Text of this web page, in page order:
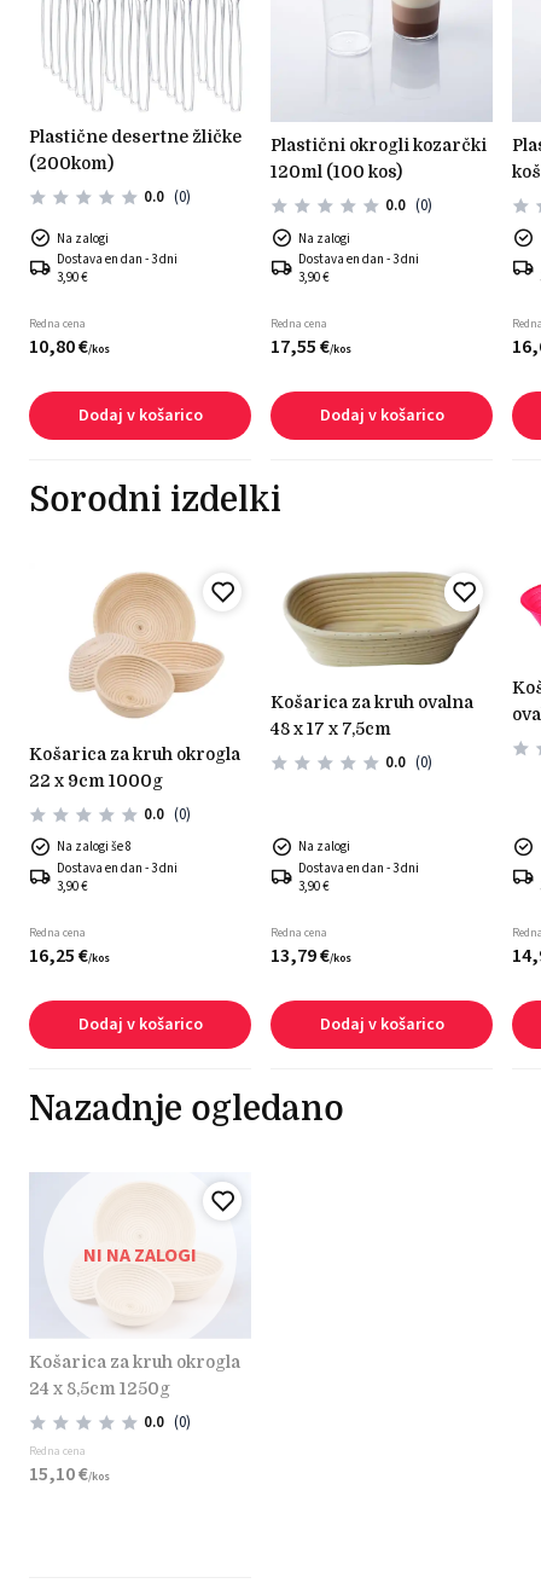
plastične desertne žličke
(200kom)
0.0 (0)
Na zalogi
Dostava en dan - 3 dni
3,90 €
Redna cena
10,80€/kos
Dodaj v košarico
plastični okrogli kozarčki
120ml (100 kos)
0.0 (0)
Na zalogi
Dostava en dan - 3 dni
3,90 €
Redna cena
17,55€/kos
Dodaj v košarico
plastični kozarčki
16,
Sorodni izdelki
košarica za kruh okrogla
22 x 9cm 1000g
0.0 (0)
Na zalogi še 8
Dostava en dan - 3 dni
3,90 €
Redna cena
16,25€/kos
Dodaj v košarico
košarica za kruh ovalna
48 x 17 x 7,5cm
0.0 (0)
Na zalogi
Dostava en dan - 3 dni
3,90 €
Redna cena
13,79€/kos
Dodaj v košarico
košarica za vzhajanje
14,
Nazadnje ogledano
NI NA ZALOGI
košarica za kruh okrogla
24 x 8,5cm 1250g
0.0 (0)
Redna cena
15,10€/kos